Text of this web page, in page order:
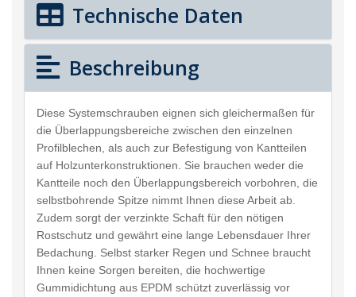
Technische Daten
Beschreibung
Diese Systemschrauben eignen sich gleichermaßen für
die Überlappungsbereiche zwischen den einzelnen
Profilblechen, als auch zur Befestigung von Kantteilen
auf Holzunterkonstruktionen. Sie brauchen weder die
Kantteile noch den Überlappungsbereich vorbohren, die
selbstbohrende Spitze nimmt Ihnen diese Arbeit ab.
Zudem sorgt der verzinkte Schaft für den nötigen
Rostschutz und gewährt eine lange Lebensdauer Ihrer
Bedachung. Selbst starker Regen und Schnee braucht
Ihnen keine Sorgen bereiten, die hochwertige
Gummidichtung aus EPDM schützt zuverlässig vor